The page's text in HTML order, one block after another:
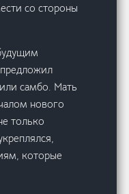
со стороны
самбо. Мать
нового
только
которые